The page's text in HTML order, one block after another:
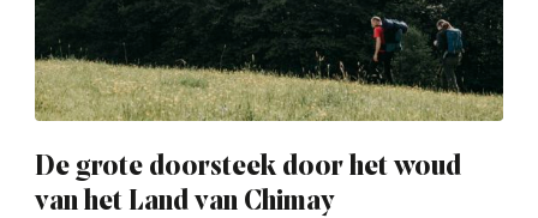
De grote doorsteek door het woud
van het Land van Chimay